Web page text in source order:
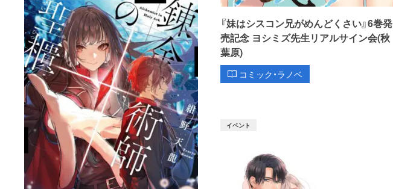
『妹はシスコン兄がめんどくさい』6巻発
売記念 ヨシミズ先生リアルサイン会(秋
葉原)
コミック・ラノベ
イベント